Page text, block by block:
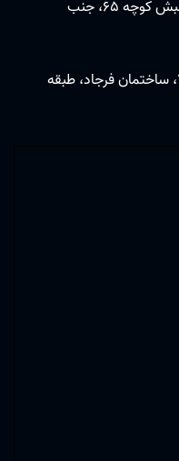
شعبه2: قم، بلوارامام موسی صدر، نبش کوچه 65، جنب
شعبه3: قم، خیابان 19 دی، کوچه 10، ساختمان فرجاد، طبقه